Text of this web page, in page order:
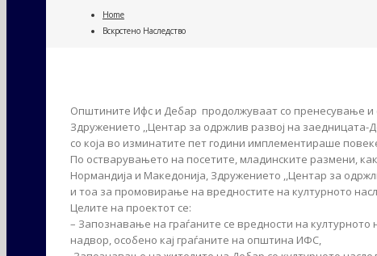
Home
Вскрстено Наследство
Општините Ифс и Дебар продолжуваат со пренесување и
Здружението ,,Центар за одржлив развој на
со која во изминатите пет години имплементираше
По остварувањето на посетите, младинските размени,
Нормандија и Македонија, Здружението ,,Центар за
и тоа за промовирање на вредностите на културното
Целите на проектот се:
– Запознавање на граѓаните се вредности на
надвор, особено кај граѓаните на општина ИФС,